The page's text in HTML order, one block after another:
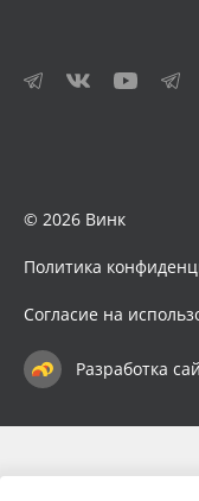
© 2026 Винк
Политика
Согласие на
Разработка